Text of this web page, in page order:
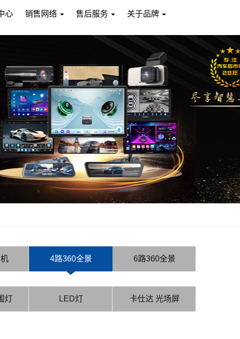
心 销售网络 售后服务 关于品牌
4路360全景 6路360全景
灯 LED灯 卡仕达 光场屏